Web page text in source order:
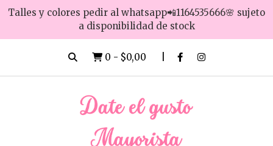
Talles y colores pedir al whatsapp📲1164535666🌸 sujeto
a disponibilidad de stock
0 - $0,00